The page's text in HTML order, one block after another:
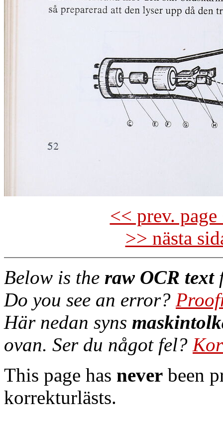
<< prev.
>> nästa
Below is the raw OCR text
Do you see an error?
Här nedan syns
ovan. Ser du något fel?
This page has never been
korrekturlästs.